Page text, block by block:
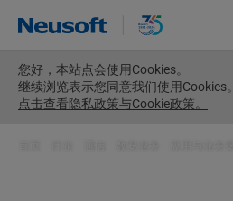
您好， 本站点会使用Cookies。
继续浏览表示您同意我们使用Cookies。
点击查看隐私政策与Cookie政策。